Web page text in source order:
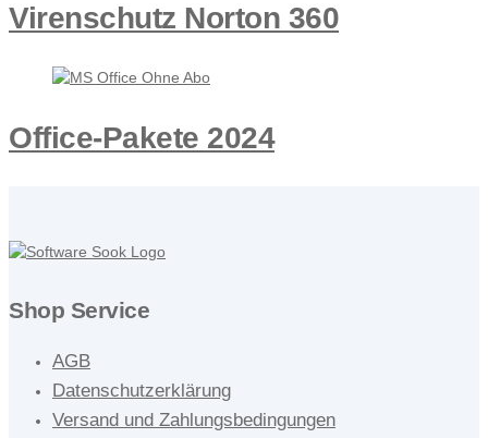
Virenschutz Norton 360
Office-Pakete 2024
Shop Service
AGB
Datenschutzerklärung
Versand und Zahlungsbedingungen